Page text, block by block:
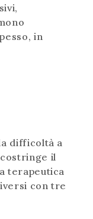
in
difficoltà a
il
terapeutica
con tre